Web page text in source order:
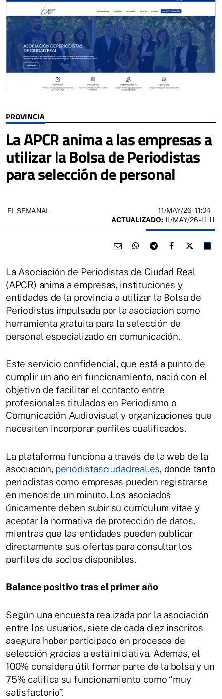
PROVINCIA
La APCR anima a las empresas a
utilizar la Bolsa de Periodistas
para selección de personal
EL SEMANAL 11/MAY/26- 11:04
ACTUALIZADO: 11/MAY/26 - 11:11
La Asociación de Periodistas de Ciudad Real
(APCR) anima a empresas, instituciones y
entidades de la provincia a utilizar la Bolsa de
Periodistas impulsada por la asociación como
herramienta gratuita para la selección de
personal especializado en comunicación.
Este servicio confidencial, que está a punto de
cumplir un año en funcionamiento, nació con el
objetivo de facilitar el contacto entre
profesionales titulados en Periodismo o
Comunicación Audiovisual y organizaciones que
necesiten incorporar perfiles cualificados.
La plataforma funciona a través de la web de la
asociación, periodistasciudadreal.es, donde tanto
periodistas como empresas pueden registrarse
en menos de un minuto. Los asociados
únicamente deben subir su currículum vitae y
aceptar la normativa de protección de datos,
mientras que las entidades pueden publicar
directamente sus ofertas para consultar los
perfiles de socios disponibles.
Balance positivo tras el primer año
Según una encuesta realizada por la asociación
entre los usuarios, siete de cada diez inscritos
asegura haber participado en procesos de
selección gracias a esta iniciativa. Además, el
100% considera útil formar parte de la bolsa y un
75% califica su funcionamiento como “muy
satisfactorio”.